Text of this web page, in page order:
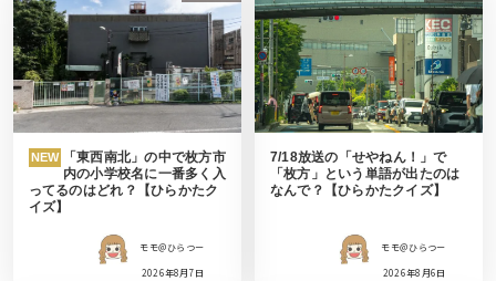
NEW
「東西南北」の中で枚方市
内の小学校名に一番多く入
ってるのはどれ？【ひらかたク
イズ】
モモ＠ひらつー
2026年8月7日
7/18放送の「せやねん！」で
「枚方」という単語が出たのは
なんで？【ひらかたクイズ】
モモ＠ひらつー
2026年8月6日